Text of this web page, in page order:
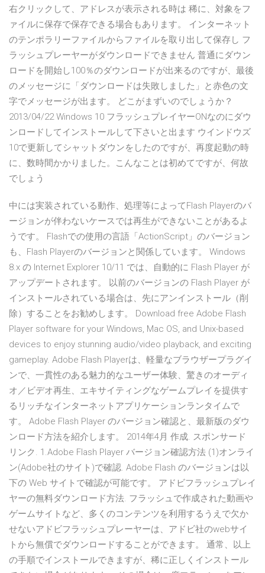
右クリックして、アドレスが表示される時は 稀に、対象をフ
ァイルに保存で保存できる場合もあります。 インターネット
のテンポラリーファイルからファイルを取り出して保存し フ
ラッシュプレーヤーがダウンロードできません 普通にダウン
ロードを開始し100％のダウンロードが出来るのですが、最後
のメッセージに「ダウンロードは失敗しました」と赤色の文
字でメッセージが出ます。 どこがまずいのでしょうか？
2013/04/22 Windows 10 フラッシュプレイヤーONなのにダウ
ンロードしてインストールして下さいと出ます ウインドウズ
10で更新してシャットダウンをしたのですが、再度起動の時
に、数時間かかりました。こんなことは初めてですが、何故
でしょう
中には実装されている動作、処理等によってFlash Playerのバ
ージョンが伴わないケースでは再生ができないことがあるよ
うです。 Flashでの使用の言語「ActionScript」のバージョン
も、Flash Playerのバージョンと関係しています。 Windows
8.x の Internet Explorer 10/11 では、自動的に Flash Player が
アップデートされます。 以前のバージョンの Flash Player が
インストールされている場合は、先にアンインストール（削
除）することをお勧めします。 Download free Adobe Flash
Player software for your Windows, Mac OS, and Unix-based
devices to enjoy stunning audio/video playback, and exciting
gameplay. Adobe Flash Playerは、軽量なブラウザープラグイ
ンで、一貫性のある魅力的なユーザー体験、驚きのオーディ
オ／ビデオ再生、エキサイティングなゲームプレイを提供す
るリッチなインターネットアプリケーションランタイムで
す。 Adobe Flash Player のバージョン確認と、最新版のダウ
ンロード方法を紹介します。 2014年4月 作成. スポンサード
リンク. 1.Adobe Flash Player バージョン確認方法 (1)オンライ
ン(Adobe社のサイト)で確認. Adobe Flash のバージョンは以
下の Web サイトで確認が可能です。 アドビフラッシュプレイ
ヤーの無料ダウンロード方法. フラッシュで作成された動画や
ゲームサイトなど、多くのコンテンツを利用するうえで欠か
せないアドビフラッシュプレーヤーは、アドビ社のwebサイ
トから無償でダウンロードすることができます。 通常、以上
の手順でインストールできますが、稀に正しくインストール